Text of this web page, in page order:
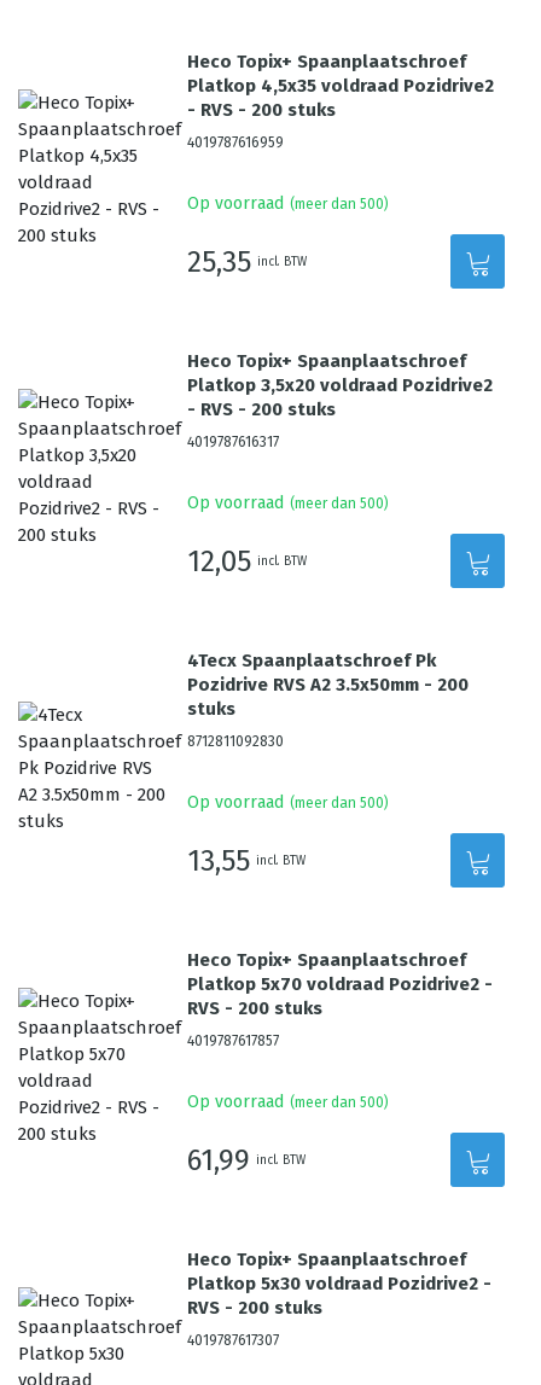
Heco Topix+ Spaanplaatschroef
Platkop 4,5x35 voldraad Pozidrive2
- RVS - 200 stuks
4019787616959
Op voorraad (meer dan 500)
25,35 incl. BTW
Heco Topix+ Spaanplaatschroef
Platkop 3,5x20 voldraad Pozidrive2
- RVS - 200 stuks
4019787616317
Op voorraad (meer dan 500)
12,05 incl. BTW
4Tecx Spaanplaatschroef Pk
Pozidrive RVS A2 3.5x50mm - 200
stuks
8712811092830
Op voorraad (meer dan 500)
13,55 incl. BTW
Heco Topix+ Spaanplaatschroef
Platkop 5x70 voldraad Pozidrive2 -
RVS - 200 stuks
4019787617857
Op voorraad (meer dan 500)
61,99 incl. BTW
Heco Topix+ Spaanplaatschroef
Platkop 5x30 voldraad Pozidrive2 -
RVS - 200 stuks
4019787617307